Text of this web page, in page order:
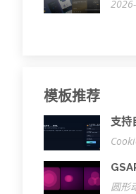
模板推荐
支持
圆形